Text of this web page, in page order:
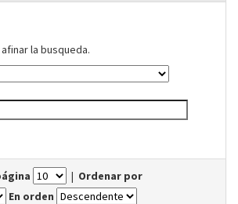
la busqueda.
| Ordenar por
En orden